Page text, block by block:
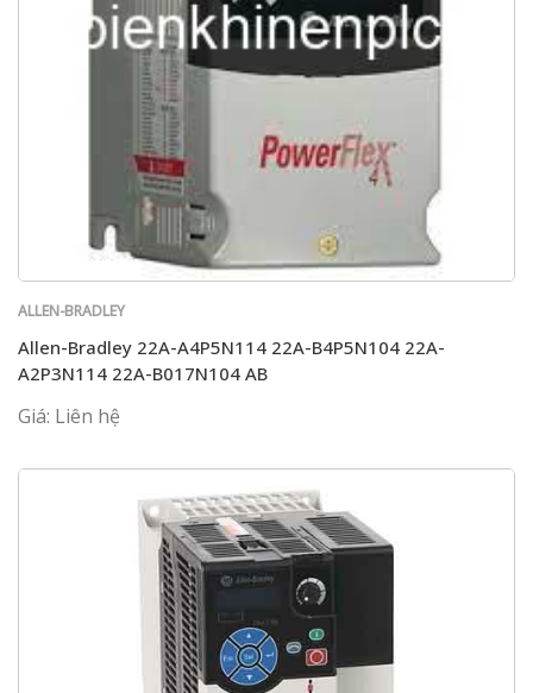
ALLEN-BRADLEY
Allen-Bradley 22A-A4P5N114 22A-B4P5N104 22A-
A2P3N114 22A-B017N104 AB
Giá: Liên hệ